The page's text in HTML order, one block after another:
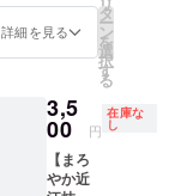
お渡し
日のご
または
お電話
でご案
内させ
ていた
レ ・牛
ヒレ肉
フォア
グラ添
え ・ラ
イス ・
自家製
製デ
ザート
・食後
のお飲
み物 ※
ディ
ナー
す。 感
謝の気
礼の手
紙を添
えて送
らさせ
ていた
足いた
だける
ご予算
以上の
ティで
特別に
ご用意
させて
いただ
いっぱ
いのお
礼の手
紙を添
送りし
ます。
20名様
まで可
能。
詳細を見る
タ
ー
ン
を
選
択
す
る
3,5
00 円
在庫な
し
【まろ
やか近